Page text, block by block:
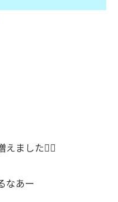
ました💆‍♀️
なあー